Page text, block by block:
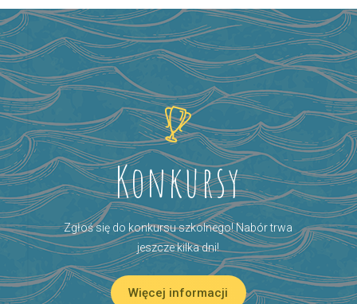
Konkursy
Zgłoś się do konkursu szkolnego! Nabór trwa
jeszcze kilka dni!
Więcej informacji